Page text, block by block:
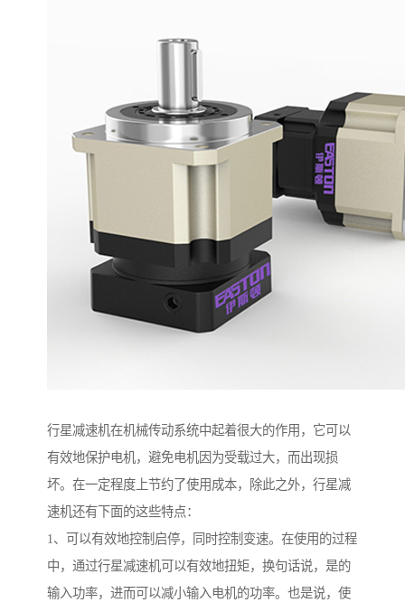
行星减速机在机械传动系统中起着很大的作用，它可以
有效地保护电机，避免电机因为受载过大，而出现损
坏。在一定程度上节约了使用成本，除此之外，行星减
速机还有下面的这些特点：
1、可以有效地控制启停，同时控制变速。在使用的过程
中，通过行星减速机可以有效地扭矩，换句话说，是的
输入功率，进而可以减小输入电机的功率。也是说，使